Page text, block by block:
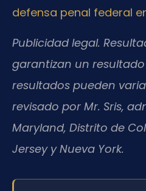
defensa penal federal
Publicidad legal.
garantizan un resultado
resultados pueden
revisado por Mr. Sris,
Maryland, Distrito de
Jersey y Nueva York.